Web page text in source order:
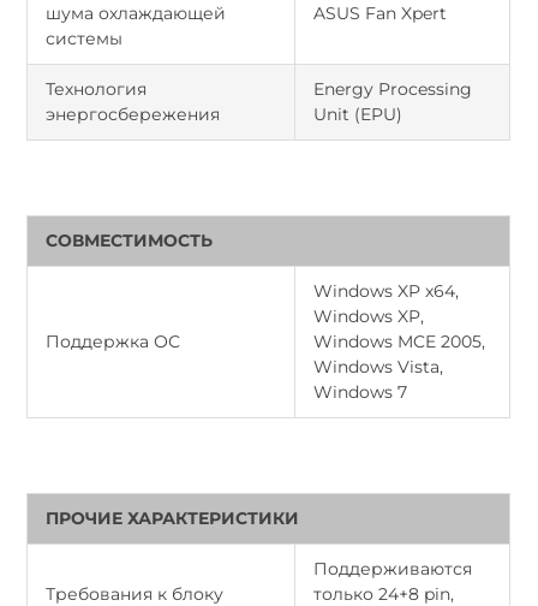
шума охлаждающей
системы
ASUS Fan Xpert
Технология
энергосбережения
Energy Processing
Unit (EPU)
СОВМЕСТИМОСТЬ
Поддержка ОС
Windows XP x64,
Windows XP,
Windows MCE 2005,
Windows Vista,
Windows 7
ПРОЧИЕ ХАРАКТЕРИСТИКИ
Требования к блоку
Поддерживаются
только 24+8 pin,